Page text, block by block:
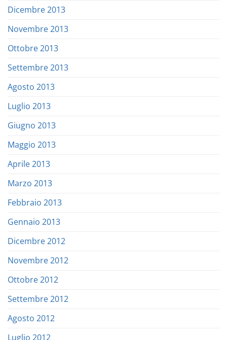
Dicembre 2013
Novembre 2013
Ottobre 2013
Settembre 2013
Agosto 2013
Luglio 2013
Giugno 2013
Maggio 2013
Aprile 2013
Marzo 2013
Febbraio 2013
Gennaio 2013
Dicembre 2012
Novembre 2012
Ottobre 2012
Settembre 2012
Agosto 2012
Luglio 2012